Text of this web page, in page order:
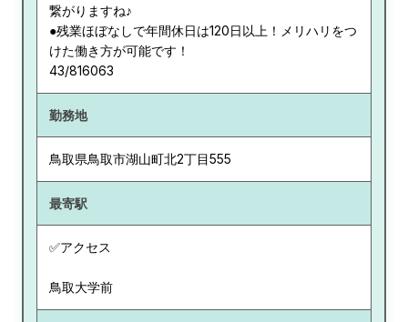
繋がりますね♪
●残業ほぼなしで年間休日は120日以上！メリハリをつ
けた働き方が可能です！
43/816063
勤務地
鳥取県鳥取市湖山町北2丁目555
最寄駅
✅アクセス
鳥取大学前